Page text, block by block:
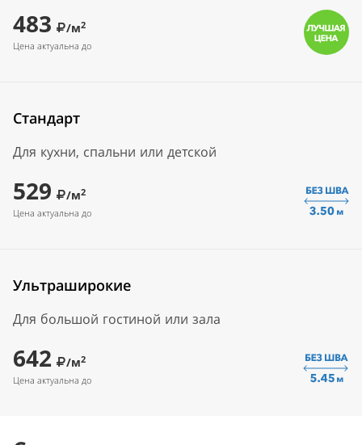
483 /м2
Цена актуальна до
Стандарт
Для кухни, спальни или детской
529 /м2
Цена актуальна до
Ультраширокие
Для большой гостиной или зала
642 /м2
Цена актуальна до